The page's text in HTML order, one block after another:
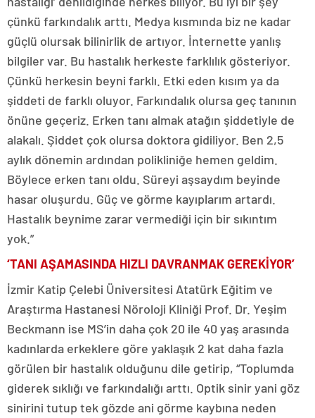
çünkü farkındalık arttı. Medya kısmında biz ne kadar
güçlü olursak bilinirlik de artıyor. İnternette yanlış
bilgiler var. Bu hastalık herkeste farklılık gösteriyor.
Çünkü herkesin beyni farklı. Etki eden kısım ya da
şiddeti de farklı oluyor. Farkındalık olursa geç tanının
önüne geçeriz. Erken tanı almak atağın şiddetiyle de
alakalı. Şiddet çok olursa doktora gidiliyor. Ben 2,5
aylık dönemin ardından polikliniğe hemen geldim.
Böylece erken tanı oldu. Süreyi aşsaydım beyinde
hasar oluşurdu. Güç ve görme kayıplarım artardı.
Hastalık beynime zarar vermediği için bir sıkıntım
yok.”
‘TANI AŞAMASINDA HIZLI DAVRANMAK GEREKİYOR’
İzmir Katip Çelebi Üniversitesi Atatürk Eğitim ve
Araştırma Hastanesi Nöroloji Kliniği Prof. Dr. Yeşim
Beckmann ise MS’in daha çok 20 ile 40 yaş arasında
kadınlarda erkeklere göre yaklaşık 2 kat daha fazla
görülen bir hastalık olduğunu dile getirip, “Toplumda
giderek sıklığı ve farkındalığı arttı. Optik sinir yani göz
sinirini tutup tek gözde ani görme kaybına neden